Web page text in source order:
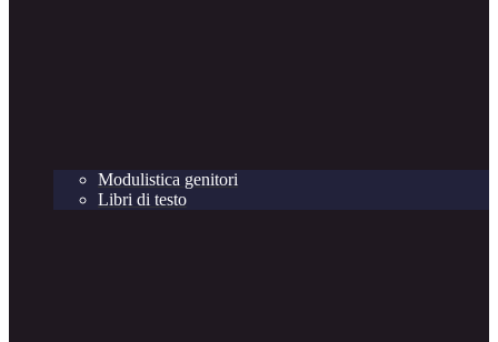
Modulistica genitori
Libri di testo